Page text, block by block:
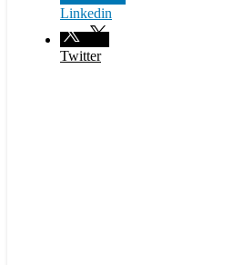
Linkedin
Twitter